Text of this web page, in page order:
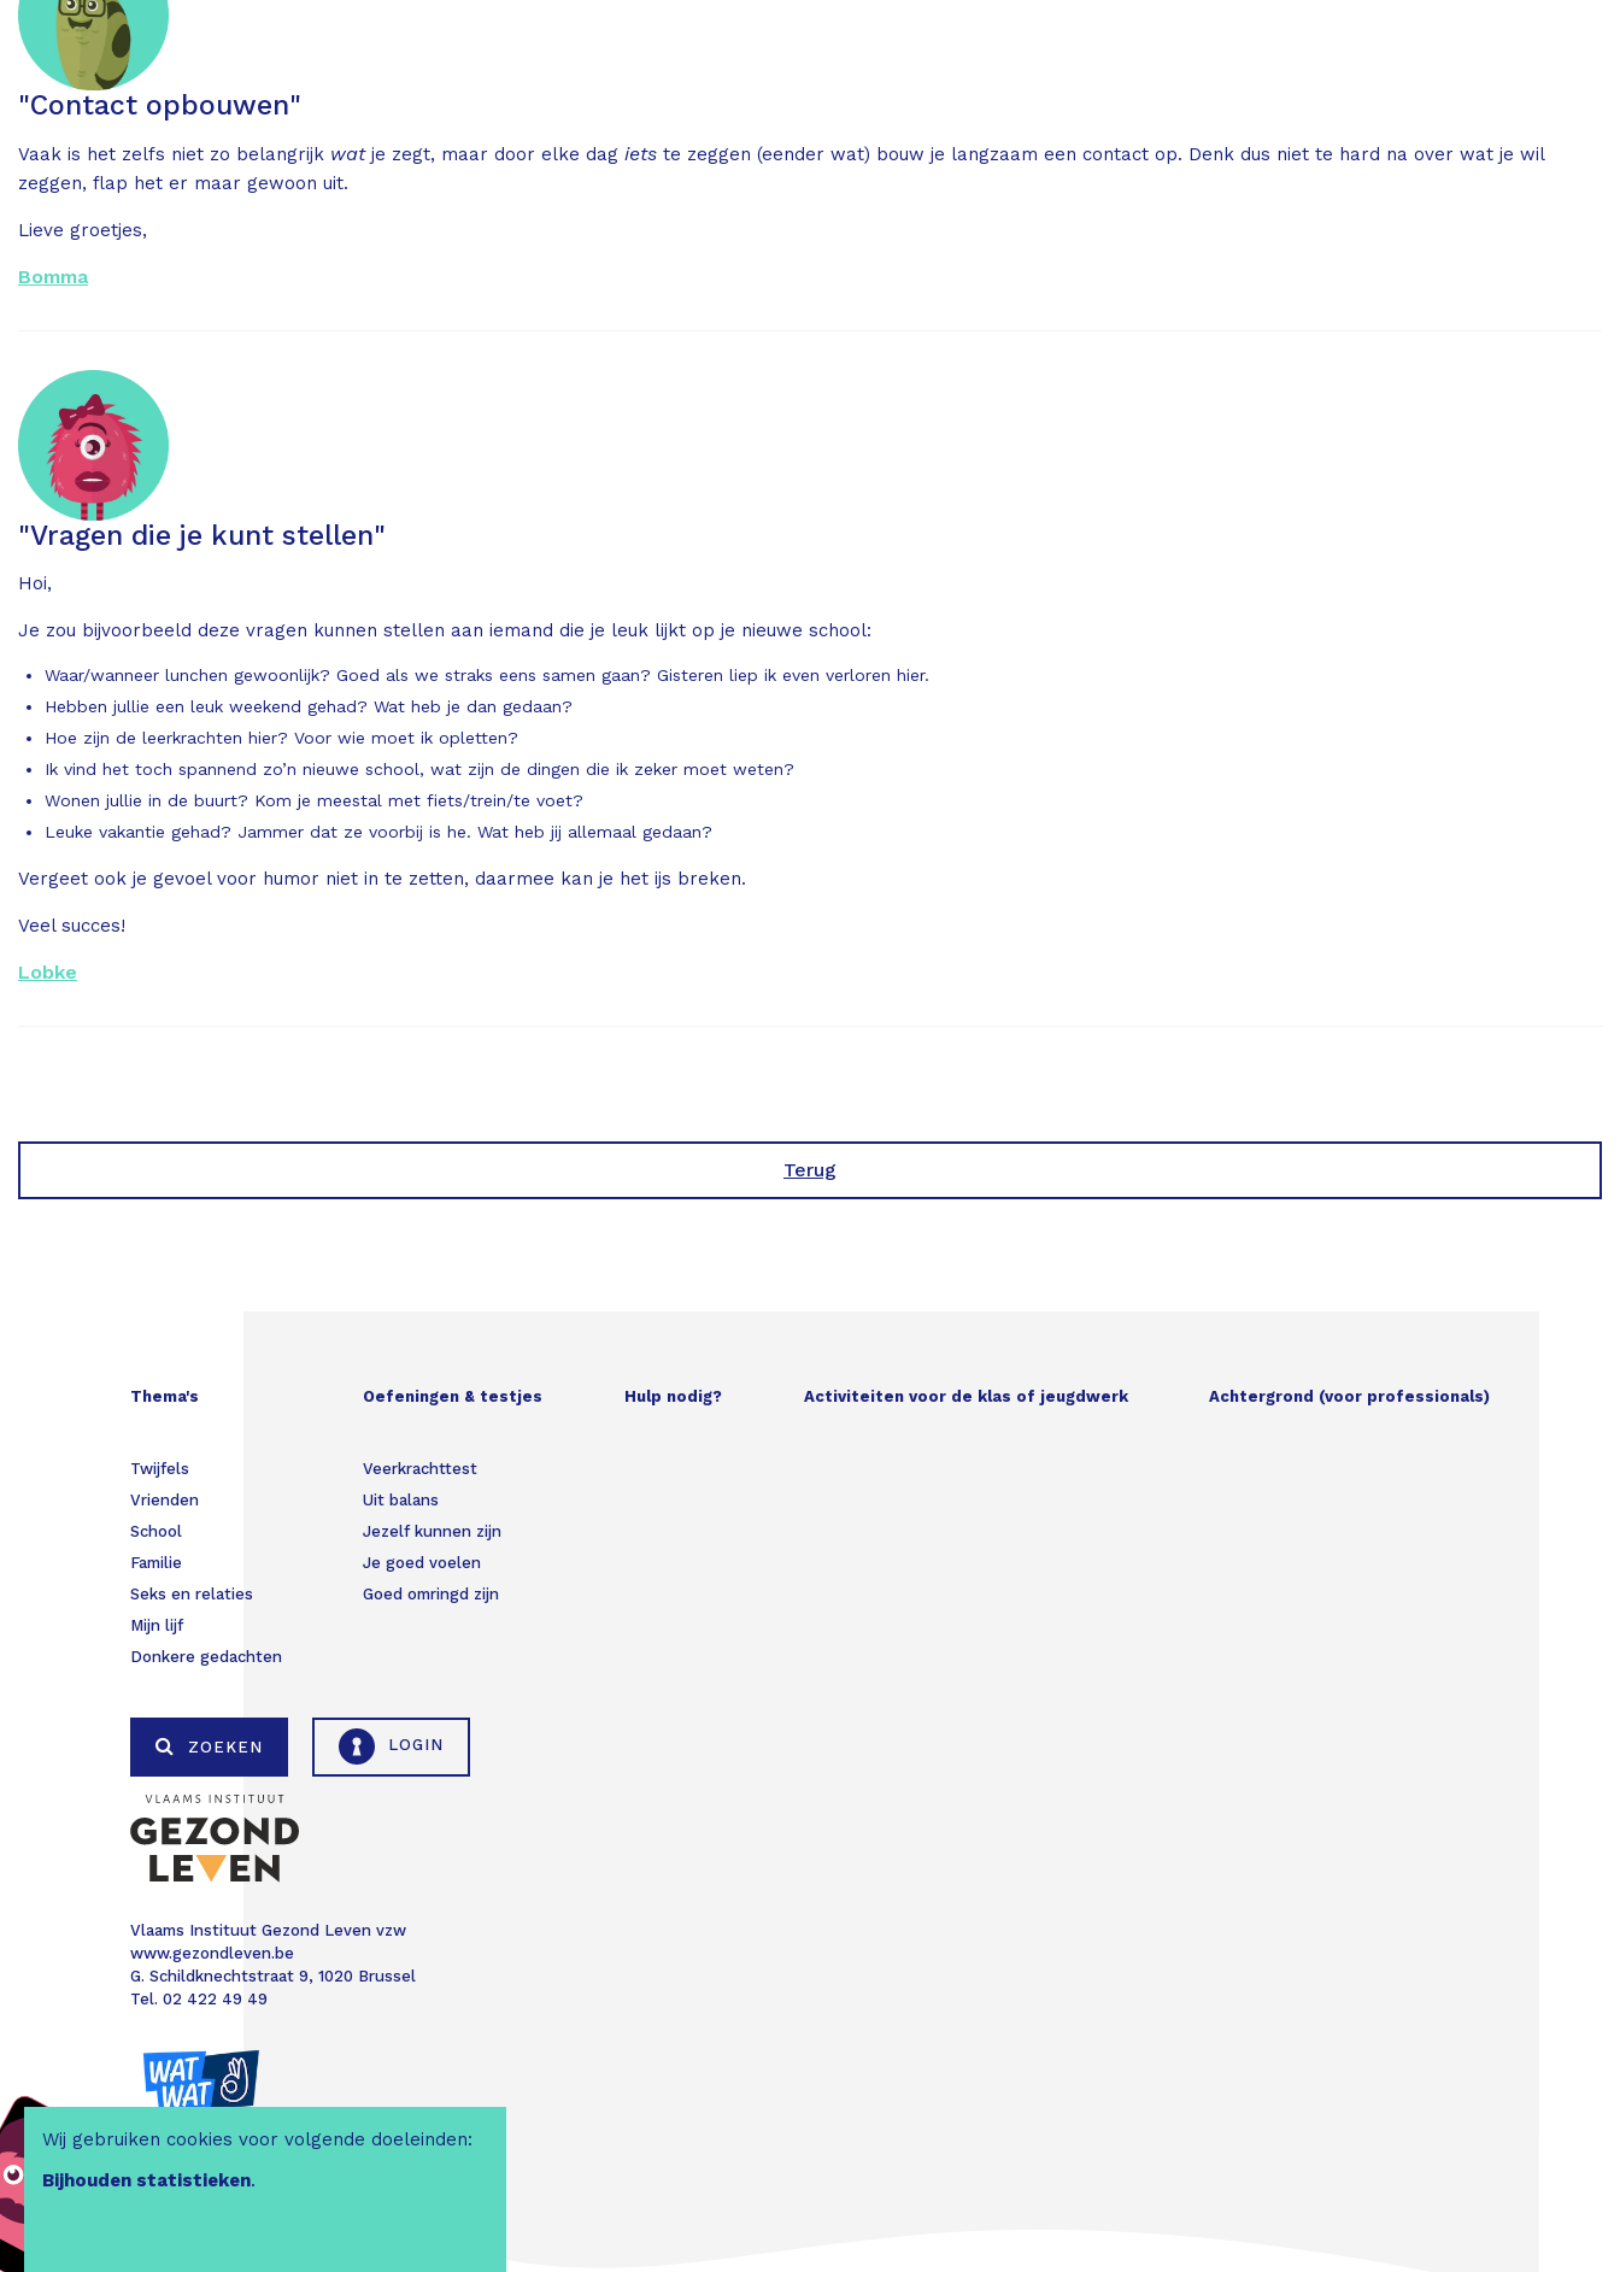
"Contact opbouwen"
Vaak is het zelfs niet zo belangrijk wat je zegt, maar door elke dag iets te zeggen (eender wat) bouw je langzaam een contact op. Denk dus niet te hard na over wat je wil
zeggen, flap het er maar gewoon uit.
Lieve groetjes,
Bomma
"Vragen die je kunt stellen"
Hoi,
Je zou bijvoorbeeld deze vragen kunnen stellen aan iemand die je leuk lijkt op je nieuwe school:
Waar/wanneer lunchen gewoonlijk? Goed als we straks eens samen gaan? Gisteren liep ik even verloren hier.
Hebben jullie een leuk weekend gehad? Wat heb je dan gedaan?
Hoe zijn de leerkrachten hier? Voor wie moet ik opletten?
Ik vind het toch spannend zo’n nieuwe school, wat zijn de dingen die ik zeker moet weten?
Wonen jullie in de buurt? Kom je meestal met fiets/trein/te voet?
Leuke vakantie gehad? Jammer dat ze voorbij is he. Wat heb jij allemaal gedaan?
Vergeet ook je gevoel voor humor niet in te zetten, daarmee kan je het ijs breken.
Veel succes!
Lobke
Terug
Thema's
Twijfels
Vrienden
School
Familie
Seks en relaties
Mijn lijf
Donkere gedachten
Oefeningen & testjes
Veerkrachttest
Uit balans
Jezelf kunnen zijn
Je goed voelen
Goed omringd zijn
Hulp nodig? Activiteiten voor de klas of jeugdwerk Achtergrond (voor professionals)
ZOEKEN LOGIN
Vlaams Instituut Gezond Leven vzw
www.gezondleven.be
G. Schildknechtstraat 9, 1020 Brussel
Tel. 02 422 49 49
Wij gebruiken cookies voor volgende doeleinden:
Bijhouden statistieken.